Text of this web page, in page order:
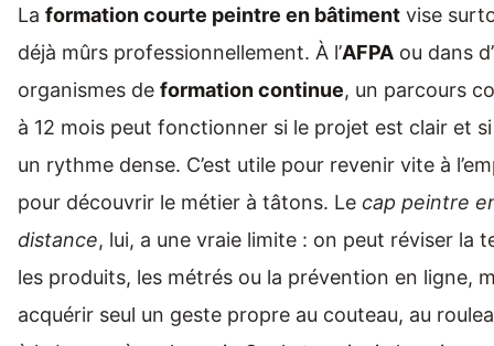
La formation courte peintre en bâtiment vise
déjà mûrs professionnellement. À l’AFPA ou dans
organismes de formation continue, un parcours
à 12 mois peut fonctionner si le projet est clair et si
un rythme dense. C’est utile pour revenir vite à
pour découvrir le métier à tâtons. Le cap peintre
distance, lui, a une vraie limite : on peut réviser la
les produits, les métrés ou la prévention en ligne,
acquérir seul un geste propre au couteau, au